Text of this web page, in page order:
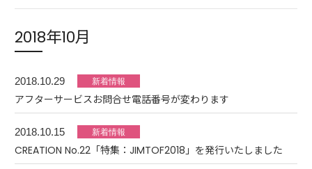
2018年10月
2018.10.29
アフターサービスお問合せ電話番号が変わります
2018.10.15
CREATION No.22「特集：JIMTOF2018」を発行いたしました